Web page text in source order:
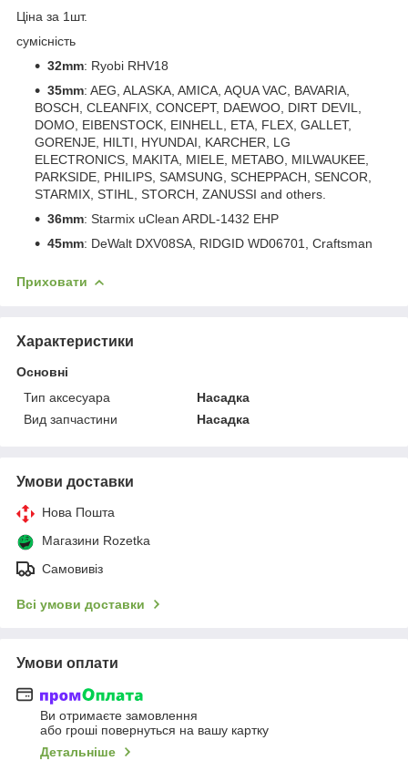
Ціна за 1шт.
сумісність
32mm: Ryobi RHV18
35mm: AEG, ALASKA, AMICA, AQUA VAC, BAVARIA,
BOSCH, CLEANFIX, CONCEPT, DAEWOO, DIRT DEVIL,
DOMO, EIBENSTOCK, EINHELL, ETA, FLEX, GALLET,
GORENJE, HILTI, HYUNDAI, KARCHER, LG
ELECTRONICS, MAKITA, MIELE, METABO, MILWAUKEE,
PARKSIDE, PHILIPS, SAMSUNG, SCHEPPACH, SENCOR,
STARMIX, STIHL, STORCH, ZANUSSI and others.
36mm: Starmix uClean ARDL-1432 EHP
45mm: DeWalt DXV08SA, RIDGID WD06701, Craftsman
Приховати
Характеристики
Основні
Тип аксесуара
Насадка
Вид запчастини
Насадка
Умови доставки
Нова Пошта
Магазини Rozetka
Самовивіз
Всі умови доставки
Умови оплати
Ви отримаєте замовлення
або гроші повернуться на вашу картку
Детальніше